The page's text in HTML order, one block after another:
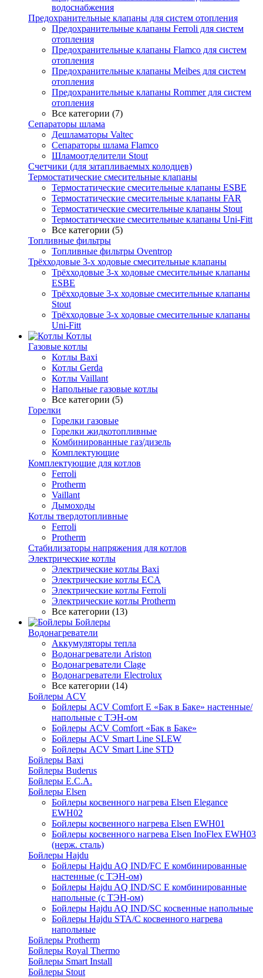
водоснабжения
Предохранительные клапаны для систем отопления
Предохранительные клапаны Ferroli для систем
отопления
Предохранительные клапаны Flamco для систем
отопления
Предохранительные клапаны Meibes для систем
отопления
Предохранительные клапаны Rommer для систем
отопления
Все категории (7)
Сепараторы шлама
Дешламаторы Valtec
Сепараторы шлама Flamco
Шламоотделители Stout
Счетчики (для затапливаемых колодцев)
Термостатические смесительные клапаны
Термостатические смесительные клапаны ESBE
Термостатические смесительные клапаны FAR
Термостатические смесительные клапаны Stout
Термостатические смесительные клапаны Uni-Fitt
Все категории (5)
Топливные фильтры
Топливные фильтры Oventrop
Трёхходовые 3-х ходовые смесительные клапаны
Трёхходовые 3-х ходовые смесительные клапаны
ESBE
Трёхходовые 3-х ходовые смесительные клапаны
Stout
Трёхходовые 3-х ходовые смесительные клапаны
Uni-Fitt
Котлы
Газовые котлы
Котлы Baxi
Котлы Gerda
Котлы Vaillant
Напольные газовые котлы
Все категории (5)
Горелки
Горелки газовые
Горелки жидкотопливные
Комбинированные газ/дизель
Комплектующие
Комплектующие для котлов
Ferroli
Protherm
Vaillant
Дымоходы
Котлы твердотопливные
Ferroli
Protherm
Стабилизаторы напряжения для котлов
Электрические котлы
Электрические котлы Baxi
Электрические котлы ECA
Электрические котлы Ferroli
Электрические котлы Protherm
Все категории (13)
Бойлеры
Водонагреватели
Аккумуляторы тепла
Водонагреватели Ariston
Водонагреватели Clage
Водонагреватели Electrolux
Все категории (14)
Бойлеры ACV
Бойлеры ACV Comfort E «Бак в Баке» настенные/
напольные c ТЭН-ом
Бойлеры ACV Comfort «Бак в Баке»
Бойлеры ACV Smart Line SLEW
Бойлеры ACV Smart Line STD
Бойлеры Baxi
Бойлеры Buderus
Бойлеры E.C.A.
Бойлеры Elsen
Бойлеры косвенного нагрева Elsen Elegance
EWH02
Бойлеры косвенного нагрева Elsen EWH01
Бойлеры косвенного нагрева Elsen InoFlex EWH03
(нерж. сталь)
Бойлеры Hajdu
Бойлеры Hajdu AQ IND/FC E комбинированные
настенные (с ТЭН-ом)
Бойлеры Hajdu AQ IND/SC E комбинированные
напольные (с ТЭН-ом)
Бойлеры Hajdu AQ IND/SC косвенные напольные
Бойлеры Hajdu STA/C косвенного нагрева
напольные
Бойлеры Protherm
Бойлеры Royal Thermo
Бойлеры Smart Install
Бойлеры Stout